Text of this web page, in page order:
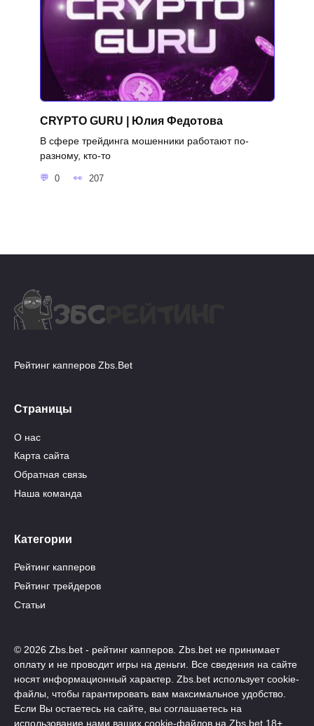
CRYPTO GURU | Юлия Федотова
В сфере трейдинга мошенники работают по-
разному, кто-то
0 207
Рейтинг капперов Zbs.Bet
Страницы
О нас
Карта сайта
Обратная связь
Наша команда
Категории
Рейтинг капперов
Рейтинг трейдеров
Статьи
© 2026 Zbs.bet - рейтинг капперов. Zbs.bet не принимает
оплату и не проводит игры на деньги. Все сведения на сайте
носят информационный характер. Zbs.bet использует cookie-
файлы, чтобы гарантировать вам максимальное удобство.
Если Вы остаетесь на сайте, вы соглашаетесь на
использование нами ваших cookie-файлов на Zbs.bet 18+